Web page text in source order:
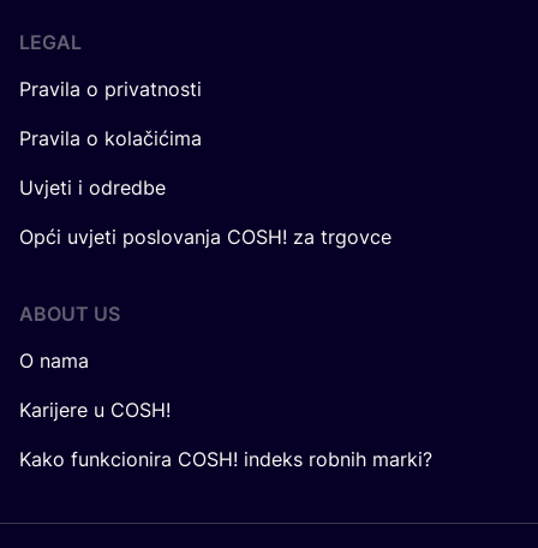
LEGAL
Pravila o privatnosti
Pravila o kolačićima
Uvjeti i odredbe
Opći uvjeti poslovanja COSH! za trgovce
ABOUT US
O nama
Karijere u COSH!
Kako funkcionira COSH! indeks robnih marki?